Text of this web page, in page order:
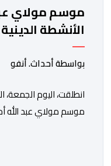
موسم مولاي
الأنشطة
الروحي
بواسطة أحداث. أنفو
انطلقت، اليوم الجمعة،
موسم مولاي عبد الله